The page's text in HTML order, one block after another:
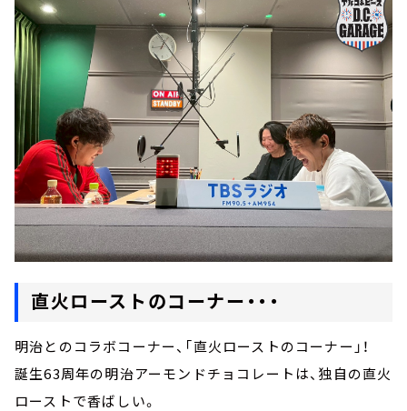
直火ローストのコーナー・・・
明治とのコラボコーナー、「直火ローストのコーナー」！
誕生63周年の明治アーモンドチョコレートは、独自の直火
ローストで香ばしい。